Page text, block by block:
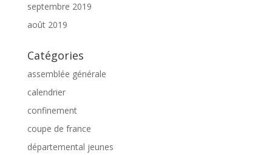
septembre 2019
août 2019
Catégories
assemblée générale
calendrier
confinement
coupe de france
départemental jeunes